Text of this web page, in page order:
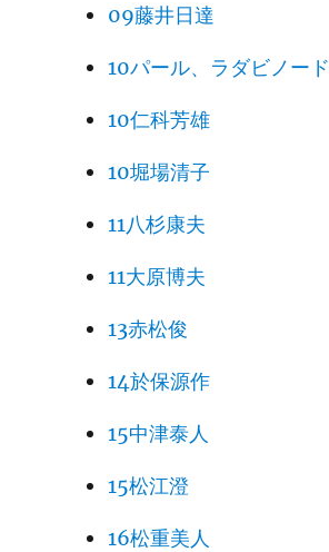
09藤井日達
10パール、ラダビノード
10仁科芳雄
10堀場清子
11八杉康夫
11大原博夫
13赤松俊
14於保源作
15中津泰人
15松江澄
16松重美人